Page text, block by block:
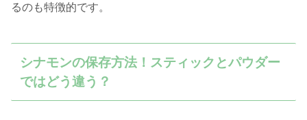
るのも特徴的です。
シナモンの保存方法！スティックとパウダー
ではどう違う？